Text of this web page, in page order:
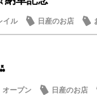
イル 日産のお店
オープン 日産のお店